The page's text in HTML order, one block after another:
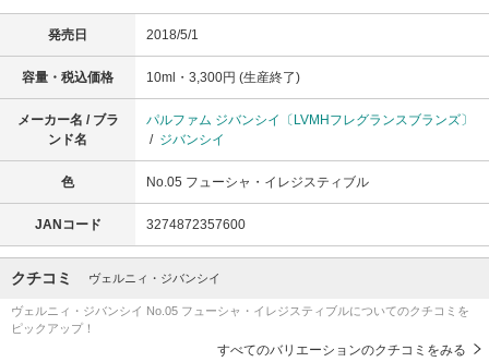
発売日 2018/5/1
容量・税込価格 10ml・3,300円 (生産終了)
メーカー名 / ブラ
ンド名
パルファム ジバンシイ〔LVMHフレグランスブランズ〕
/ ジバンシイ
色 No.05 フューシャ・イレジスティブル
JANコード 3274872357600
クチコミ ヴェルニィ・ジバンシイ
ヴェルニィ・ジバンシイ No.05 フューシャ・イレジスティブルについてのクチコミを
ピックアップ！
すべてのバリエーションのクチコミをみる